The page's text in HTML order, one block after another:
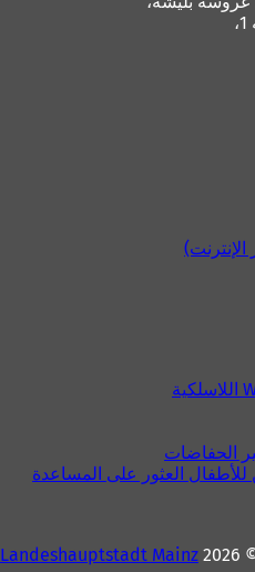
الحفاضات
العثور على المساعدة
©
Landeshauptstadt Mainz